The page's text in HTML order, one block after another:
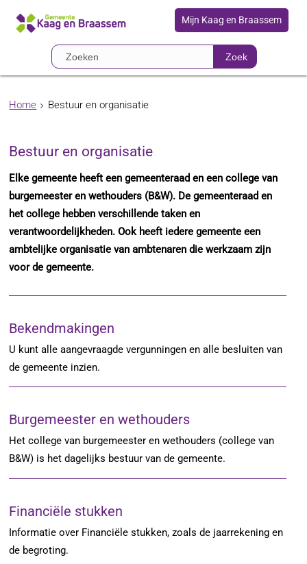
Mijn Kaag en Braassem
Zoek
Home Bestuur en organisatie
Bestuur en organisatie
Elke gemeente heeft een gemeenteraad en een college van
burgemeester en wethouders (B&W). De gemeenteraad en
het college hebben verschillende taken en
verantwoordelijkheden. Ook heeft iedere gemeente een
ambtelijke organisatie van ambtenaren die werkzaam zijn
voor de gemeente.
Bekendmakingen
U kunt alle aangevraagde vergunningen en alle besluiten van
de gemeente inzien.
Burgemeester en wethouders
Het college van burgemeester en wethouders (college van
B&W) is het dagelijks bestuur van de gemeente.
Financiële stukken
Informatie over Financiële stukken, zoals de jaarrekening en
de begroting.